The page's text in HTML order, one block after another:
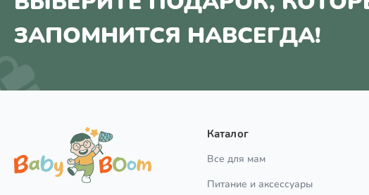
ЗАПОМНИТСЯ НАВСЕГДА!
Каталог
Все для мам
Питание и аксессуары